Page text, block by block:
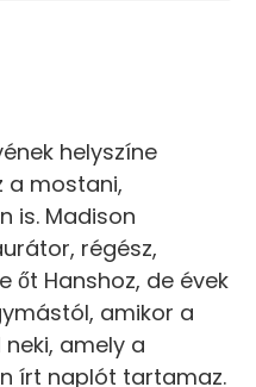
helyszíne
a mostani,
is. Madison
régész,
őt Hanshoz, de évek
amikor a
amely a
írt naplót tartamaz.